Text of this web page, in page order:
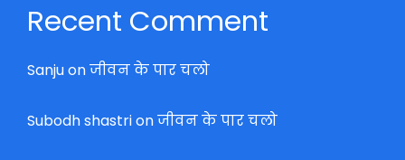
Recent Comment
Sanjuonजीवन के पार चलो
Subodh shastrionजीवन के पार चलो